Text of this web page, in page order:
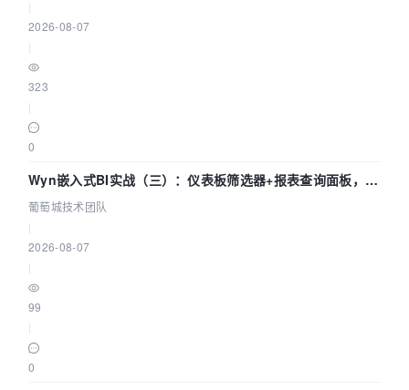
2026-08-07
323
0
Wyn嵌入式BI实战（三）：仪表板筛选器+报表查询面板，参
数联动全闭环
葡萄城技术团队
2026-08-07
99
0